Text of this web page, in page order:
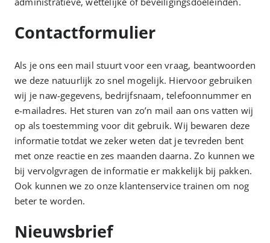
Contactformulier
Als je ons een mail stuurt voor een vraag, beantwoorden
we deze natuurlijk zo snel mogelijk. Hiervoor gebruiken
wij je naw-gegevens, bedrijfsnaam, telefoonnummer en
e-mailadres. Het sturen van zo’n mail aan ons vatten wij
op als toestemming voor dit gebruik. Wij bewaren deze
informatie totdat we zeker weten dat je tevreden bent
met onze reactie en zes maanden daarna. Zo kunnen we
bij vervolgvragen de informatie er makkelijk bij pakken.
Ook kunnen we zo onze klantenservice trainen om nog
beter te worden.
Nieuwsbrief